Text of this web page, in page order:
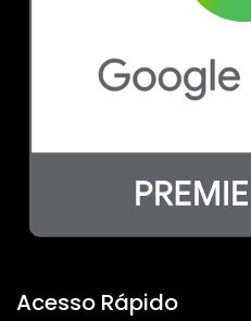
Acesso Rápido